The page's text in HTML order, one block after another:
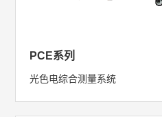
PCE系列
光色电综合测量系统